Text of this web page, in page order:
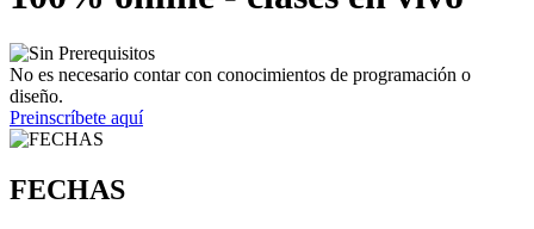
No es necesario contar con conocimientos de programación o
diseño.
Preinscríbete aquí
FECHAS